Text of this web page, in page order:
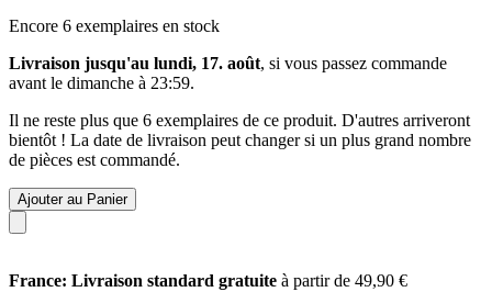
Encore 6 exemplaires en stock
Livraison jusqu'au lundi, 17. août, si vous passez commande
avant le dimanche à 23:59.
Il ne reste plus que 6 exemplaires de ce produit. D'autres arriveront
bientôt ! La date de livraison peut changer si un plus grand nombre
de pièces est commandé.
Ajouter au Panier
France: Livraison standard gratuite à partir de 49,90 €